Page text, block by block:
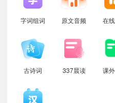
字词组词 原文音频 在
古诗词 337晨读 课